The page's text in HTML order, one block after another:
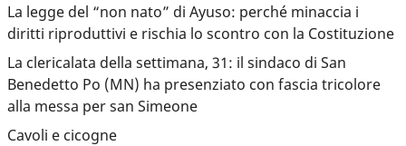
La legge del “non nato” di Ayuso: perché minaccia i
diritti riproduttivi e rischia lo scontro con la Costituzione
La clericalata della settimana, 31: il sindaco di San
Benedetto Po (MN) ha presenziato con fascia tricolore
alla messa per san Simeone
Cavoli e cicogne